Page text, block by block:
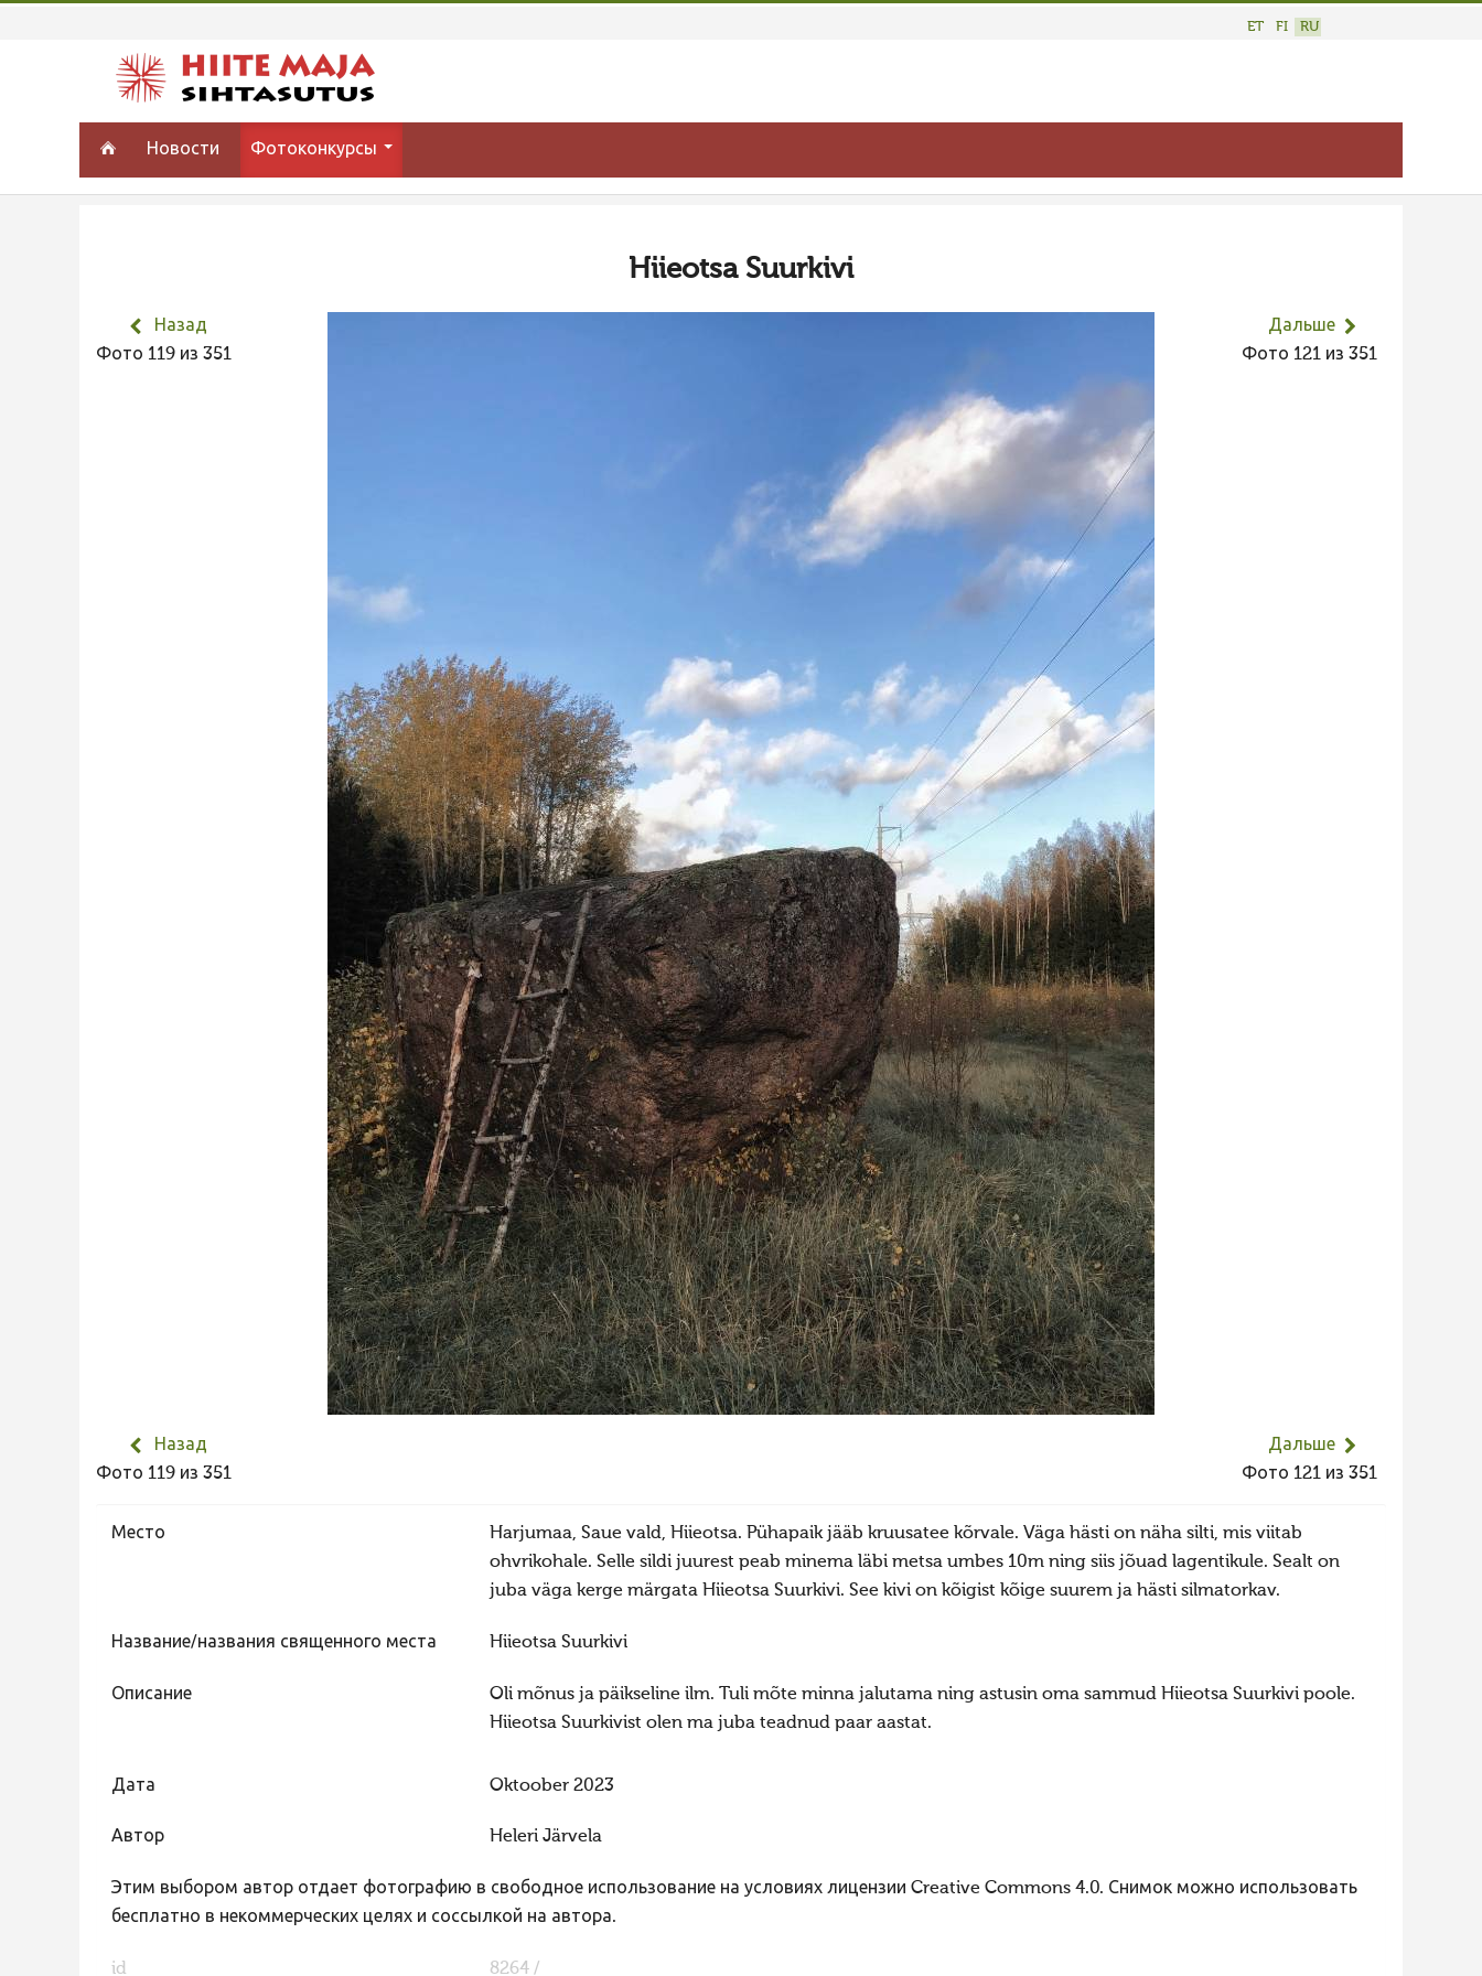
ET FI RU
Новости Фотоконкурсы
Hiieotsa Suurkivi
Назад
Фото 119 из 351
Дальше
Фото 121 из 351
Назад
Фото 119 из 351
Дальше
Фото 121 из 351
Место
Harjumaa, Saue vald, Hiieotsa. Pühapaik jääb kruusatee kõrvale. Väga hästi on näha silti, mis viitab
ohvrikohale. Selle sildi juurest peab minema läbi metsa umbes 10m ning siis jõuad lagentikule. Sealt on
juba väga kerge märgata Hiieotsa Suurkivi. See kivi on kõigist kõige suurem ja hästi silmatorkav.
Название/названия священного места Hiieotsa Suurkivi
Описание
Oli mõnus ja päikseline ilm. Tuli mõte minna jalutama ning astusin oma sammud Hiieotsa Suurkivi poole.
Hiieotsa Suurkivist olen ma juba teadnud paar aastat.
Дата Oktoober 2023
Автор Heleri Järvela
Этим выбором автор отдает фотографию в свободное использование на условиях лицензии Creative Commons 4.0. Снимок можно использовать
бесплатно в некоммерческих целях и соссылкой на автора.
id 8264 /